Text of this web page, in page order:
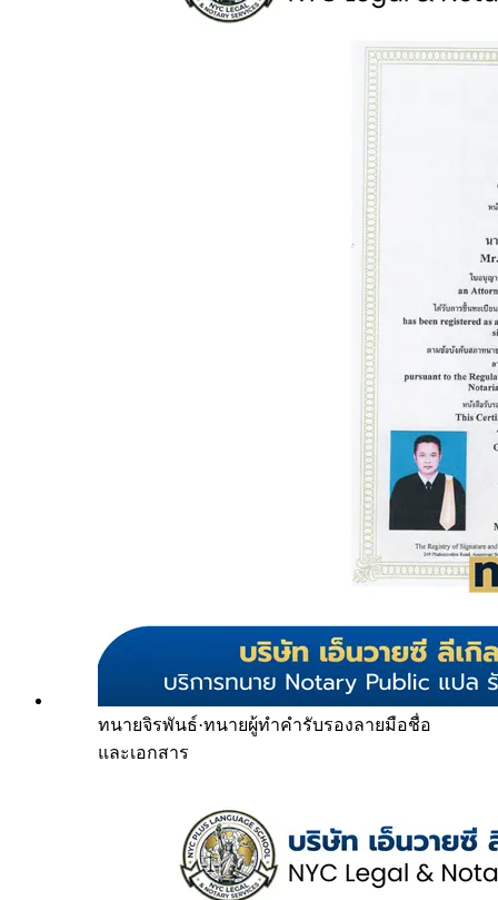
ทนายจิรพันธ์·ทนายผู้ทำคำรับรองลายมือชื่อ
และเอกสาร